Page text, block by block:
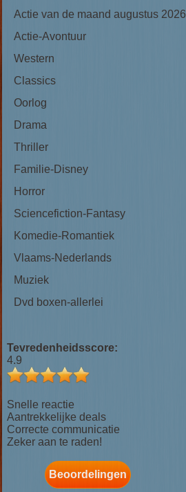
Actie van de maand augustus 2026
Actie-Avontuur
Western
Classics
Oorlog
Drama
Thriller
Familie-Disney
Horror
Sciencefiction-Fantasy
Komedie-Romantiek
Vlaams-Nederlands
Muziek
Dvd boxen-allerlei
Tevredenheidsscore:
4.9
Snelle reactie
Aantrekkelijke deals
Correcte communicatie
Zeker aan te raden!
Beoordelingen